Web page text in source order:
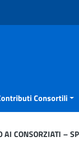
Consortili
AI CONSORZIATI –